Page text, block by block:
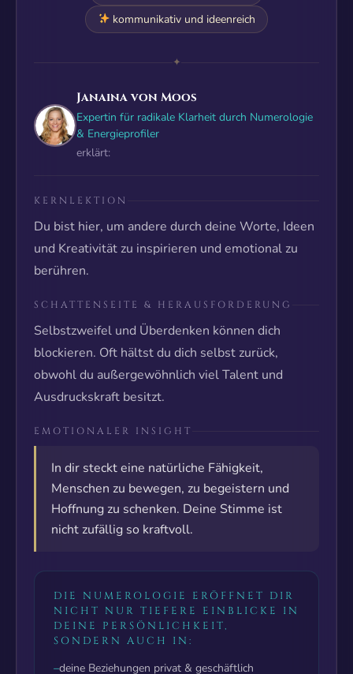
kommunikativ und ideenreich
✦
Janaina von Moos
Expertin für radikale Klarheit durch Numerologie
& Energieprofiler
erklärt:
KERNLEKTION
Du bist hier, um andere durch deine Worte, Ideen
und Kreativität zu inspirieren und emotional zu
berühren.
SCHATTENSEITE & HERAUSFORDERUNG
Selbstzweifel und Überdenken können dich
blockieren. Oft hältst du dich selbst zurück,
obwohl du außergewöhnlich viel Talent und
Ausdruckskraft besitzt.
EMOTIONALER INSIGHT
In dir steckt eine natürliche Fähigkeit,
Menschen zu bewegen, zu begeistern und
Hoffnung zu schenken. Deine Stimme ist
nicht zufällig so kraftvoll.
DIE NUMEROLOGIE ERÖFFNET DIR
NICHT NUR TIEFERE EINBLICKE IN
DEINE PERSÖNLICHKEIT,
SONDERN AUCH IN:
–deine Beziehungen privat & geschäftlich